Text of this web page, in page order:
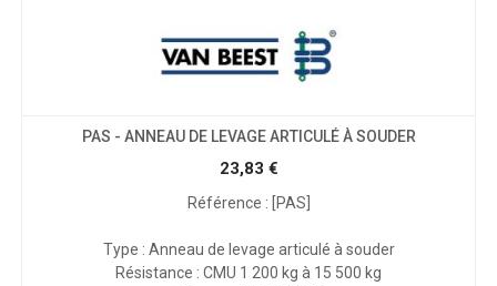
PAS - ANNEAU DE LEVAGE ARTICULÉ À SOUDER
23,83 €
Référence : [PAS]
Type : Anneau de levage articulé à souder
Résistance : CMU 1 200 kg à 15 500 kg